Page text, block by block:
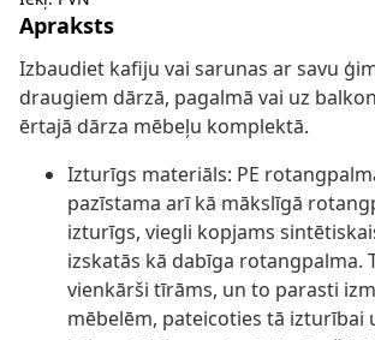
Apraksts
Izbaudiet kafiju vai sarunas ar savu
draugiem dārzā, pagalmā vai uz
ērtajā dārza mēbeļu komplektā.
Izturīgs materiāls: PE
pazīstama arī kā mākslīgā
izturīgs, viegli kopjams
izskatās kā dabīga rotangpalma.
vienkārši tīrāms, un to parasti
mēbelēm, pateicoties tā izturībai